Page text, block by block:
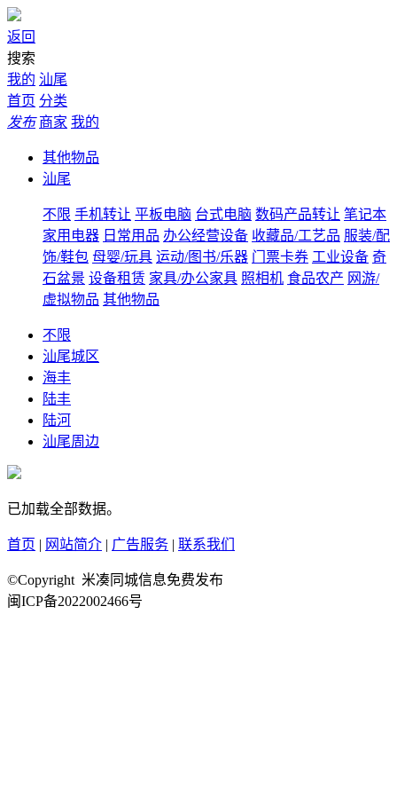
返回
搜索
我的 汕尾
首页 分类
发布 商家 我的
其他物品
汕尾
不限 手机转让 平板电脑 台式电脑 数码产品转让 笔记本
家用电器 日常用品 办公经营设备 收藏品/工艺品 服装/配
饰/鞋包 母婴/玩具 运动/图书/乐器 门票卡券 工业设备 奇
石盆景 设备租赁 家具/办公家具 照相机 食品农产 网游/
虚拟物品 其他物品
不限
汕尾城区
海丰
陆丰
陆河
汕尾周边
已加载全部数据。
首页 | 网站简介 | 广告服务 | 联系我们
©Copyright 米凑同城信息免费发布
闽ICP备2022002466号